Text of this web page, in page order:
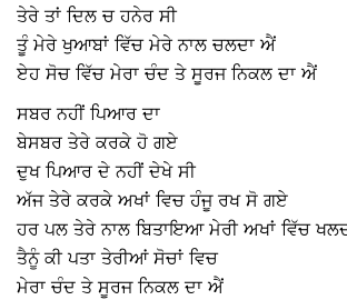
ਤੇਰੇ ਤਾਂ ਦਿਲ ਚ ਹਨੇਰ ਸੀ
ਤੂੰ ਮੇਰੇ ਖੁਆਬਾਂ ਵਿੱਚ ਮੇਰੇ ਨਾਲ ਚਲਦਾ ਐਂ
ਏਹ ਸੋਚ ਵਿੱਚ ਮੇਰਾ ਚੰਦ ਤੇ ਸੂਰਜ ਨਿਕਲ ਦਾ ਐਂ
ਸਬਰ ਨਹੀਂ ਪਿਆਰ ਦਾ
ਬੇਸਬਰ ਤੇਰੇ ‌ਕਰਕੇ ਹੋ ਗਏ
ਦੁਖ ਪਿਆਰ ਦੇ ਨਹੀਂ ਦੇਖੇ ਸੀ
ਅੱਜ ਤੇਰੇ ਕਰਕੇ ਅਖਾਂ ਵਿਚ ਹੰਜੂ ਰਖ ਸੋ ਗਏ
ਹਰ ਪਲ ਤੇਰੇ ਨਾਲ ਬਿਤਾਇਆ ਮੇਰੀ ਅਖਾਂ ਵਿੱਚ
ਤੈਨੂੰ ਕੀ ਪਤਾ ਤੇਰੀਆਂ ਸੋਚਾਂ ਵਿਚ
ਮੇਰਾ ਚੰਦ ਤੇ ਸੂਰਜ ਨਿਕਲ ਦਾ ਐਂ